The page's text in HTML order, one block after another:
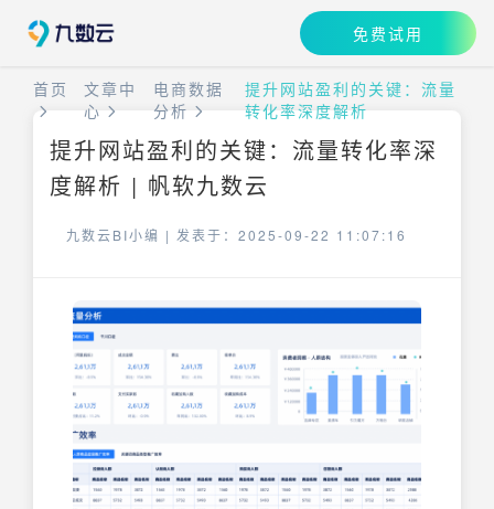
免费试用
首页
文章中
心
电商数据
分析
提升网站盈利的关键：流量
转化率深度解析
提升网站盈利的关键：流量转化率深
度解析 | 帆软九数云
九数云BI小编 | 发表于：2025-09-22 11:07:16